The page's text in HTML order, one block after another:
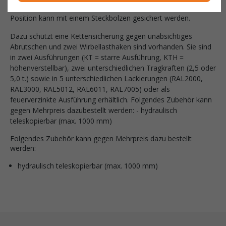
Position kann mit einem Steckbolzen gesichert werden.
Dazu schützt eine Kettensicherung gegen unabsichtiges
Abrutschen und zwei Wirbellasthaken sind vorhanden. Sie sind
in zwei Ausführungen (KT = starre Ausführung, KTH =
höhenverstellbar), zwei unterschiedlichen Tragkraften (2,5 oder
5,0 t.) sowie in 5 unterschiedlichen Lackierungen (RAL2000,
RAL3000, RAL5012, RAL6011, RAL7005) oder als
feuerverzinkte Ausführung erhältlich. Folgendes Zubehör kann
gegen Mehrpreis dazubestellt werden: - hydraulisch
teleskopierbar (max. 1000 mm)
Folgendes Zubehör kann gegen Mehrpreis dazu bestellt
werden:
hydraulisch teleskopierbar (max. 1000 mm)